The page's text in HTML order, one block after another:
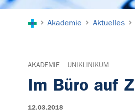
Akademie Aktuelles
AKADEMIE UNIKLINIKUM
Im Büro auf
12.03.2018